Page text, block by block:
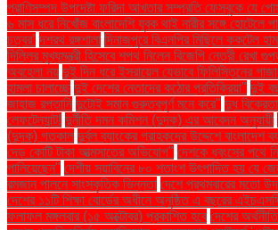
প্রাণিসম্পদ উপদেষ্টা ফরিদা আখতার সম্প্রতি ফেসবুকে যে
৬ মাস ধরে নিখোঁজ বাংলাদেশি যুবক থাই নারীর সঙ্গে হোটেলে
চত্বর’ দশরথ রঙ্গশালা দিনাজপুরে বিএনপির মিছিলে ককটেল
দিল্লির মুখ্যমন্ত্রী হিসেবে শপথ নিলেন বিজেপি নেত্রী রেখা
অবহেলা নয় দুই দিন ধরে ইসরায়েল যেভাবে ফিলিস্তিনের
হামলা চালাচ্ছে দুই দেশের নেতাদের কঠোর প্রতিক্রিয়া" দুই
জাহাজ রপ্তানি দুটোই সমান গুরুত্বপূর্ণ মনে করে" দুধ
লেফটেন্যান্ট! দুর্নীতি দমন কমিশন (দুদক) এর আবেদন অনুযায়ী
(দুদক) গতকাল দুর্বল ব্যাংকের গ্রাহকদের উদ্দেশে বাংলাদেশ
দেড় কোটি টাকা আত্মসাতের অভিযোগ" দেশকে ধ্বংসের পথে
পালিয়েছেন" দেশীয় সয়াবিনের ৮০ শতাংশ উৎপাদিত হয় যে
রমজান পালনে সাংস্কৃতিক ভিন্নতা দেশে প্রথমবারের মতো
দেশের ১১টি শিক্ষা বোর্ডের অধীনে অনুষ্ঠিত এ বছরের
ফলাফল মঙ্গলবার (১৫ অক্টোবর) প্রকাশিত হবে দেশের